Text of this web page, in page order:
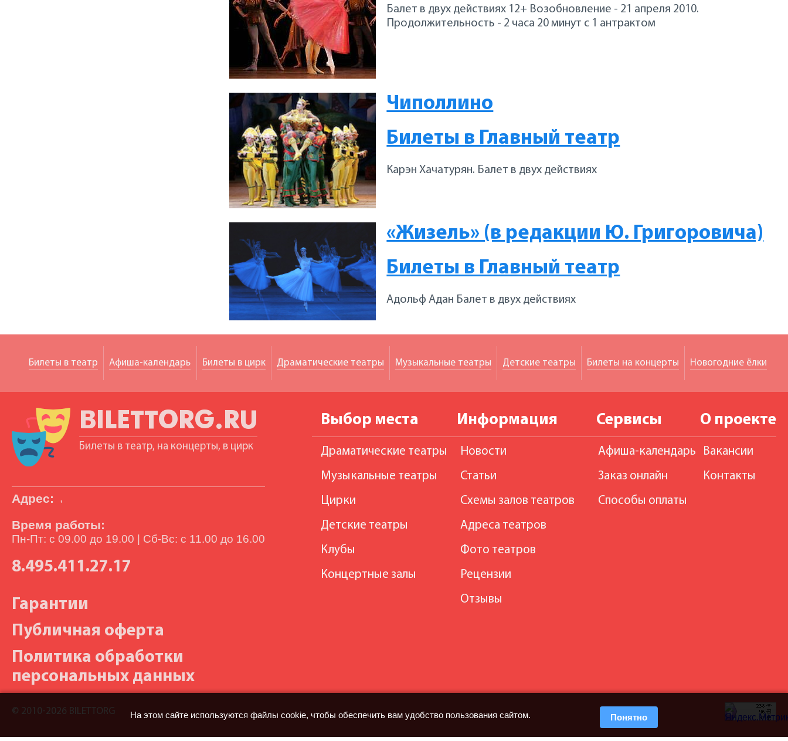
Балет в двух действиях 12+ Возобновление - 21 апреля 2010.
Продолжительность - 2 часа 20 минут с 1 антрактом
Чиполлино
Билеты в Главный театр
Карэн Хачатурян. Балет в двух действиях
«Жизель» (в редакции Ю. Григоровича)
Билеты в Главный театр
Адольф Адан Балет в двух действиях
Билеты в театр Афиша-календарь Билеты в цирк Драматические театры Музыкальные театры Детские театры Билеты на концерты Новогодние ёлки
BILETTORG.RU
Билеты в театр, на концерты, в цирк
Адрес: ,
Время работы:
Пн-Пт: с 09.00 до 19.00 | Сб-Вс: с 11.00 до 16.00
8.495.411.27.17
Гарантии
Публичная оферта
Политика обработки
персональных данных
Выбор места Информация Сервисы О проекте
Драматические театры
Музыкальные театры
Цирки
Детские театры
Клубы
Концертные залы
Новости
Статьи
Схемы залов театров
Адреса театров
Фото театров
Рецензии
Отзывы
Афиша-календарь
Заказ онлайн
Способы оплаты
Вакансии
Контакты
© 2010-2026 BILETTORG На этом сайте используются файлы cookie, чтобы обеспечить вам удобство пользования сайтом. Понятно